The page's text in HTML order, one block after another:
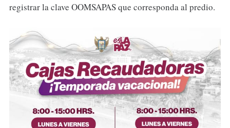
registrar la clave OOMSAPAS que corresponda al predio.